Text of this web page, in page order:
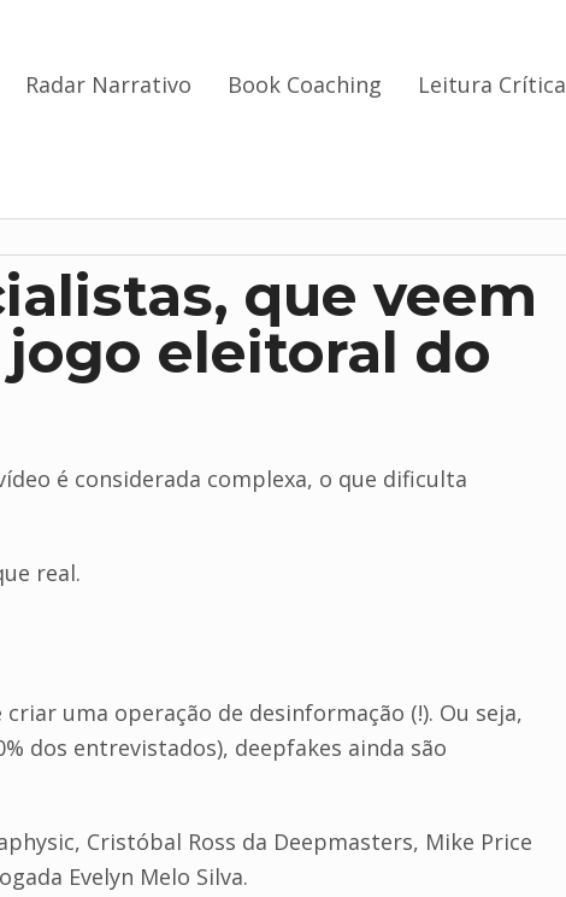
Radar Narrativo Book Coaching Leitura Crítica
que veem
eleitoral do
é considerada complexa, o que dificulta
real.
uma operação de desinformação (!). Ou seja,
dos entrevistados), deepfakes ainda são
Cristóbal Ross da Deepmasters, Mike Price
Evelyn Melo Silva.